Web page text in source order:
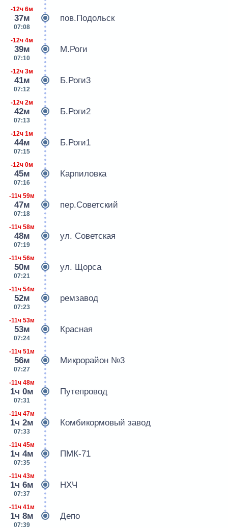
-12ч 6м
37м
07:08
пов.Подольск
-12ч 4м
39м
07:10
М.Роги
-12ч 3м
41м
07:12
Б.Роги3
-12ч 2м
42м
07:13
Б.Роги2
-12ч 1м
44м
07:15
Б.Роги1
-12ч 0м
45м
07:16
Карпиловка
-11ч 59м
47м
07:18
пер.Советский
-11ч 58м
48м
07:19
ул. Советская
-11ч 56м
50м
07:21
ул. Щорса
-11ч 54м
52м
07:23
ремзавод
-11ч 53м
53м
07:24
Красная
-11ч 51м
56м
07:27
Микрорайон №3
-11ч 48м
1ч 0м
07:31
Путепровод
-11ч 47м
1ч 2м
07:33
Комбикормовый завод
-11ч 45м
1ч 4м
07:35
ПМК-71
-11ч 43м
1ч 6м
07:37
НХЧ
-11ч 41м
1ч 8м
07:39
Депо